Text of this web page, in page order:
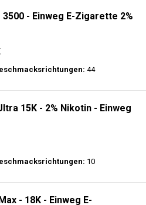
- Einweg E-Zigarette 2%
44
15K - 2% Nikotin - Einweg
10
- 18K - Einweg E-